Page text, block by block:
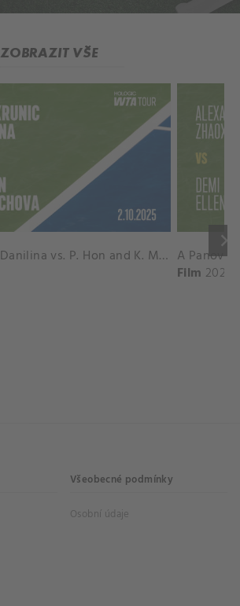
ZOBRAZIT VŠE
keyboard_arrow_right
A. Krunic and A. Danilina vs. P. Hon and K. Muchova Match Highlights - BEIJING_Capital Group Diamond ( October 02, 2025)
Film 2026
Všeobecné podmínky
Osobní údaje